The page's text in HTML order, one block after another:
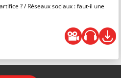
? / Réseaux sociaux : faut-il une